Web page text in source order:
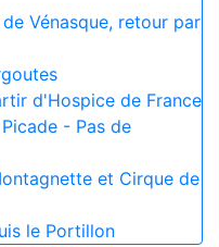
Vénasque, retour par
d'Hospice de France
- Pas de
et Cirque de
le Portillon